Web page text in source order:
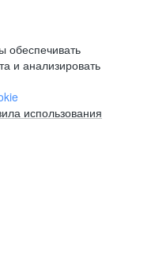
обеспечивать
и анализировать
использования